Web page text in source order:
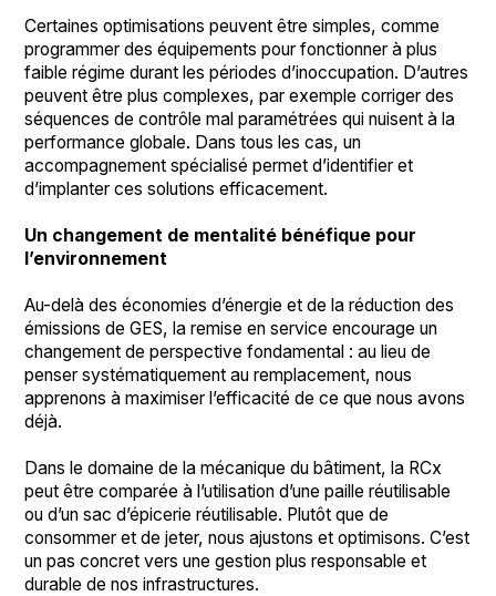
Certaines optimisations peuvent être simples, comme
programmer des équipements pour fonctionner à plus
faible régime durant les périodes d’inoccupation. D’autres
peuvent être plus complexes, par exemple corriger des
séquences de contrôle mal paramétrées qui nuisent à la
performance globale. Dans tous les cas, un
accompagnement spécialisé permet d’identifier et
d’implanter ces solutions efficacement.
Un changement de mentalité bénéfique pour
l’environnement
Au-delà des économies d’énergie et de la réduction des
émissions de GES, la remise en service encourage un
changement de perspective fondamental : au lieu de
penser systématiquement au remplacement, nous
apprenons à maximiser l’efficacité de ce que nous avons
déjà.
Dans le domaine de la mécanique du bâtiment, la RCx
peut être comparée à l’utilisation d’une paille réutilisable
ou d’un sac d’épicerie réutilisable. Plutôt que de
consommer et de jeter, nous ajustons et optimisons. C’est
un pas concret vers une gestion plus responsable et
durable de nos infrastructures.